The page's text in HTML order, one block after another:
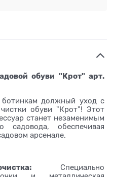
обуви "Крот" арт.
ботинкам должный уход с
обуви "Крот"! Этот
станет незаменимым
обеспечивая
арсенале.
Специально